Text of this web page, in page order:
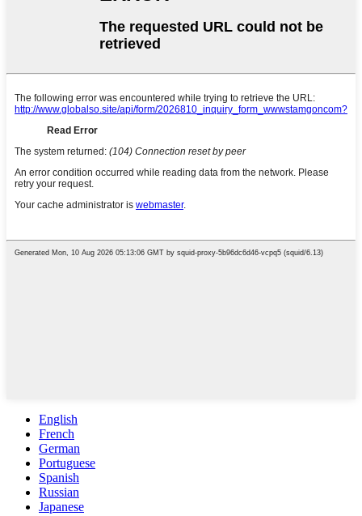
English
French
German
Portuguese
Spanish
Russian
Japanese